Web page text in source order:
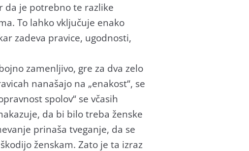
da je potrebno te razlike
To lahko vključuje enako
zadeva pravice, ugodnosti,
zamenljivo, gre za dva zelo
nanašajo na „enakost“, se
spolov“ se včasih
da bi bilo treba ženske
prinaša tveganje, da se
ženskam. Zato je ta izraz